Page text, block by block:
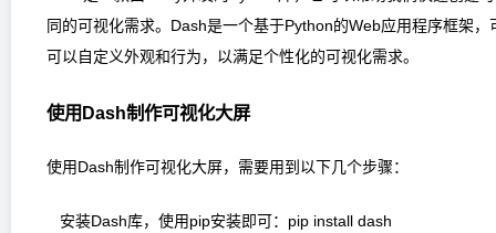
同的可视化需求。Dash是一个基于Python的Web应用程序框架
可以自定义外观和行为，以满足个性化的可视化需求。
使用Dash制作可视化大屏
使用Dash制作可视化大屏，需要用到以下几个步骤：
安装Dash库，使用pip安装即可：pip install dash